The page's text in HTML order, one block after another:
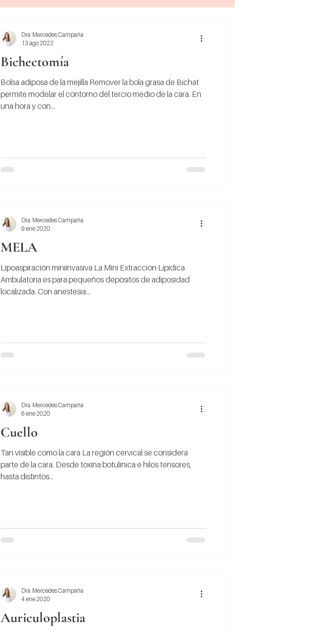
Bichectomía
Bolsa adiposa de la mejilla Remover la bola grasa de Bichat
permite modelar el contorno del tercio medio de la cara. En
una hora y con...
Dra. Mercedes Campaña
13 ago 2022
MELA
Lipoaspiración miniinvasiva La Mini Extracción Lipídica
Ambulatoria es para pequeños depósitos de adiposidad
localizada. Con anestesia...
Dra. Mercedes Campaña
9 ene 2020
Cuello
Tan visible como la cara La región cervical se considera
parte de la cara. Desde toxina botulínica e hilos tensores,
hasta distintos...
Dra. Mercedes Campaña
6 ene 2020
Auriculoplastia
Dra. Mercedes Campaña
4 ene 2020